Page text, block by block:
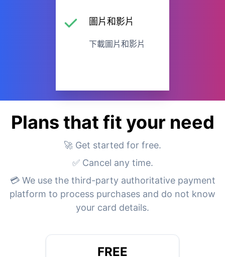
圖片和影片
下載圖片和影片
Plans that fit your need
🚀 Get started for free.
✅ Cancel any time.
💳 We use the third-party authoritative payment
platform to process purchases and do not know
your card details.
FREE